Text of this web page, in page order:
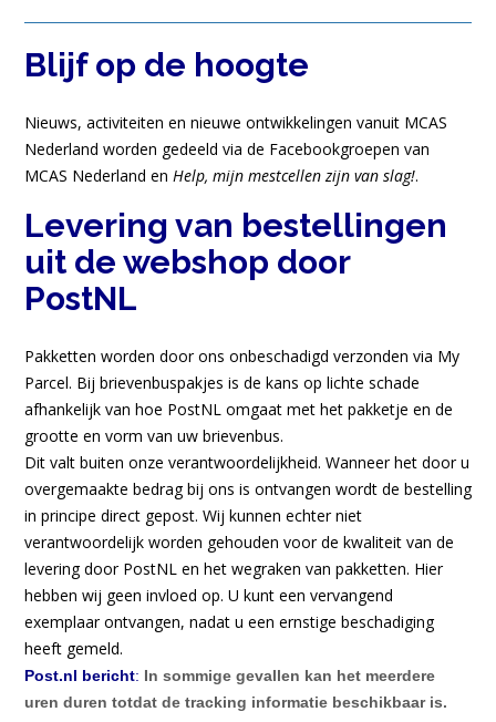
Blijf op de hoogte
Nieuws, activiteiten en nieuwe ontwikkelingen vanuit MCAS
Nederland worden gedeeld via de Facebookgroepen van
MCAS Nederland en Help, mijn mestcellen zijn van slag!.
Levering van bestellingen
uit de webshop door
PostNL
Pakketten worden door ons onbeschadigd verzonden via My
Parcel. Bij brievenbuspakjes is de kans op lichte schade
afhankelijk van hoe PostNL omgaat met het pakketje en de
grootte en vorm van uw brievenbus.
Dit valt buiten onze verantwoordelijkheid. Wanneer het door u
overgemaakte bedrag bij ons is ontvangen wordt de bestelling
in principe direct gepost. Wij kunnen echter niet
verantwoordelijk worden gehouden voor de kwaliteit van de
levering door PostNL en het wegraken van pakketten. Hier
hebben wij geen invloed op. U kunt een vervangend
exemplaar ontvangen, nadat u een ernstige beschadiging
heeft gemeld.
Post.nl bericht: In sommige gevallen kan het meerdere
uren duren totdat de tracking informatie beschikbaar is.